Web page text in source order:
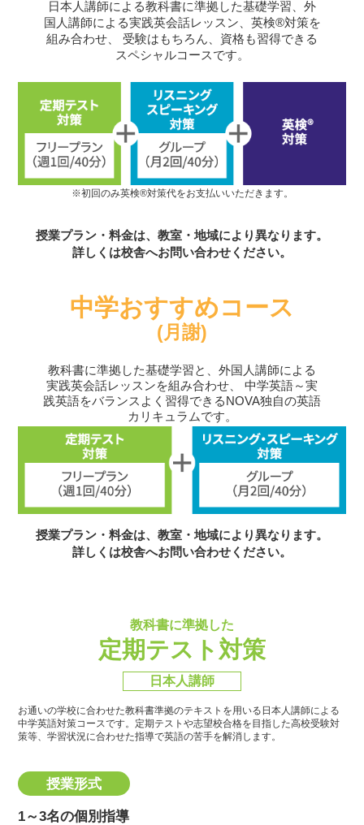
日本人講師による教科書に準拠した基礎学習、外
国人講師による実践英会話レッスン、英検®対策を
組み合わせ、
受験はもちろん、資格も習得できる
スペシャルコースです。
※初回のみ英検®対策代をお支払いいただきます。
授業プラン・料金は、教室・地域により異なります。
詳しくは校舎へお問い合わせください。
中学おすすめコース
(月謝)
教科書に準拠した基礎学習と、外国人講師による
実践英会話レッスンを組み合わせ、
中学英語～実
践英語をバランスよく習得できるNOVA独自の英語
カリキュラムです。
授業プラン・料金は、教室・地域により異なります。
詳しくは校舎へお問い合わせください。
教科書に準拠した
定期テスト対策
日本人講師
お通いの学校に合わせた教科書準拠のテキストを用いる日本人講師による
中学英語対策コースです。 定期テストや志望校合格を目指した高校受験対
策等、学習状況に合わせた指導で英語の苦手を解消します。
授業形式
1～3名の個別指導